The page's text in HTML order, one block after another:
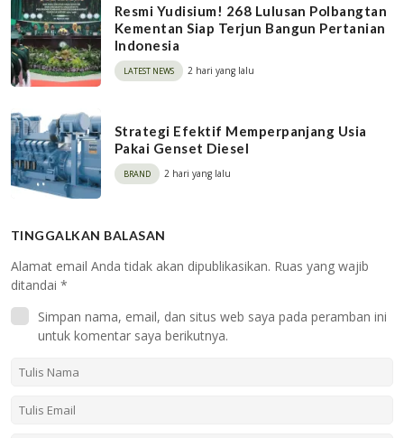
Resmi Yudisium! 268 Lulusan Polbangtan
Kementan Siap Terjun Bangun Pertanian
Indonesia
LATEST NEWS 2 hari yang lalu
Strategi Efektif Memperpanjang Usia
Pakai Genset Diesel
BRAND 2 hari yang lalu
TINGGALKAN BALASAN
Alamat email Anda tidak akan dipublikasikan. Ruas yang wajib
ditandai *
Simpan nama, email, dan situs web saya pada peramban ini
untuk komentar saya berikutnya.